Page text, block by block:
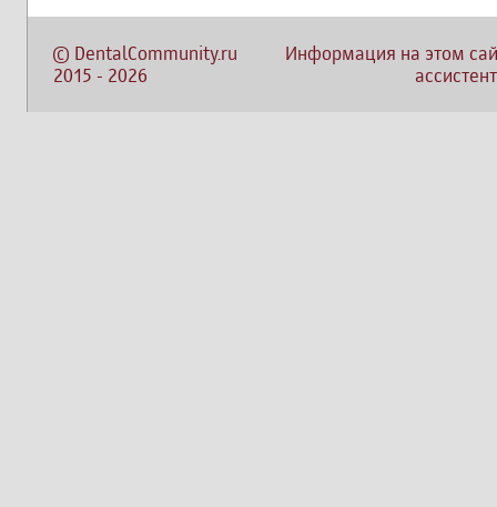
© DentalCommunity.ru
2015 - 2026
Информация на этом